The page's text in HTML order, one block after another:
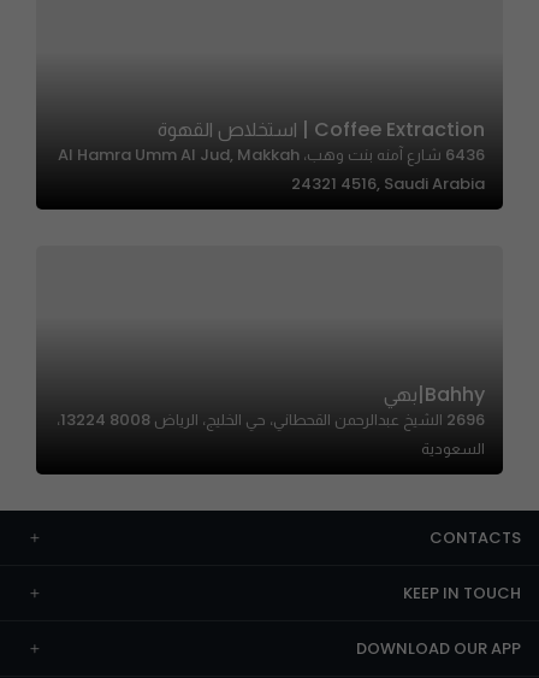
Coffee Extraction | استخلاص القهوة
6436 شارع آمنه بنت وهب، Al Hamra Umm Al Jud, Makkah
24321 4516, Saudi Arabia
Bahhy|بهي
2696 الشيخ عبدالرحمن القحطاني، حي الخليج، الرياض 13224 8008،
السعودية
CONTACTS
KEEP IN TOUCH
DOWNLOAD OUR APP